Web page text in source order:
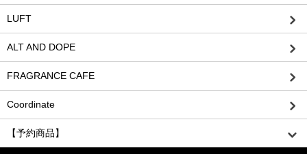
LUFT
ALT AND DOPE
FRAGRANCE CAFE
Coordinate
【予約商品】